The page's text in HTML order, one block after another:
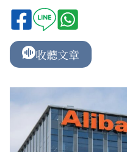
收聽文章